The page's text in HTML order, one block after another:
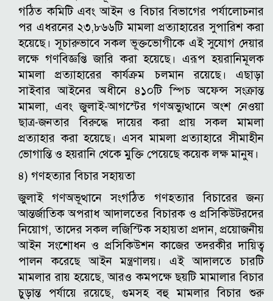
গঠিত কমিটি এবং আইন ও বিচার বিভাগের পর্যালোচনার
পর এধরনের ২৩,৮৬৬টি মামলা প্রত্যাহারের সুপারিশ করা
হয়েছে। সূচারুভাবে সকল ভূক্তভোগীকে এই সুযোগ দেয়ার
লক্ষে গণবিজ্ঞপ্তি জারি করা হয়েছে। এরূপ হয়রানিমূলক
মামলা প্রত্যাহারের কার্যক্রম চলমান রয়েছে। এছাড়া
সাইবার আইনের অধীনে ৪১০টি স্পিচ অফেন্স সংক্রান্ত
মামলা, এবং জুলাই-আগস্টের গণঅভ্যুত্থানে অংশ নেওয়া
ছাত্র-জনতার বিরুদ্ধে দায়ের করা প্রায় সকল মামলা
প্রত্যাহার করা হয়েছে। এসব মামলা প্রত্যাহারে সীমাহীন
ভোগান্তি ও হয়রানি থেকে মুক্তি পেয়েছে কয়েক লক্ষ মানুষ।
৪) গণহত্যার বিচার সহায়তা
জুলাই গণঅভূত্থানে সংগঠিত গণহত্যার বিচারের জন্য
আন্তর্জাতিক অপরাধ আদালতের বিচারক ও প্রসিকিউটরদের
নিয়োগ, তাদের সকল লজিস্টিক সহায়তা প্রদান, প্রয়োজনীয়
আইন সংশোধন ও প্রসিকিউশন কাজের তদরকীর দায়িত্ব
পালন করেছে আইন মন্ত্রণালয়। এই আদালতে চারটি
মামলার রায় হয়েছে, আরও কমপক্ষে ছয়টি মামালার বিচার
চুড়ান্ত পর্যায়ে রয়েছে, গুমসহ বহু মামলার বিচার শুরু